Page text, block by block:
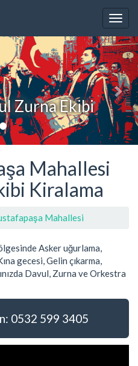
Zurna Ekibi
Mahallesi
Kiralama
Mahallesi
Asker uğurlama,
gecesi, Gelin çıkarma,
Davul, Zurna ve Orkestra
0532 599 3405